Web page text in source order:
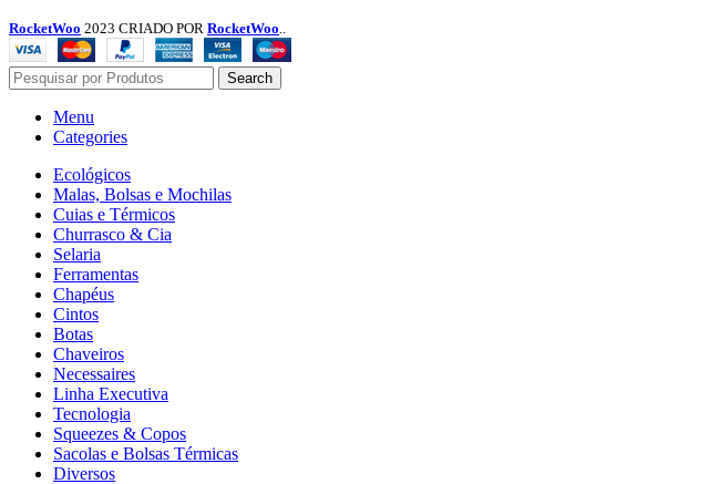
RocketWoo 2023 CRIADO POR RocketWoo
Search
Menu
Categories
Ecológicos
Malas, Bolsas e Mochilas
Cuias e Térmicos
Churrasco & Cia
Selaria
Ferramentas
Chapéus
Cintos
Botas
Chaveiros
Necessaires
Linha Executiva
Tecnologia
Squeezes & Copos
Sacolas e Bolsas Térmicas
Diversos